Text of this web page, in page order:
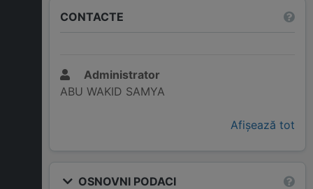
CONTACTE
Administrator
ABU WAKID SAMYA
Afișează tot
OSNOVNI PODACI